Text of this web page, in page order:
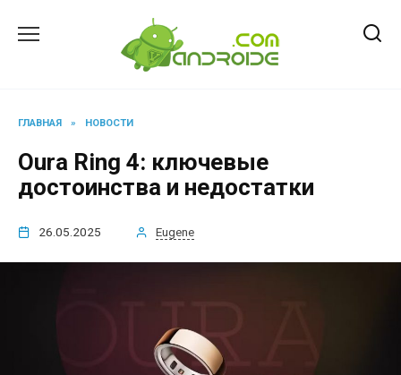
ГЛАВНАЯ » НОВОСТИ
Oura Ring 4: ключевые
достоинства и недостатки
26.05.2025 Eugene